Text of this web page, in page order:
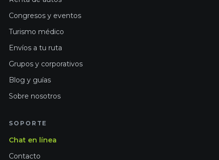
Congresos y eventos
Turismo médico
Envíos a tu ruta
Grupos y corporativos
Blog y guías
Sobre nosotros
SOPORTE
Chat en línea
Contacto